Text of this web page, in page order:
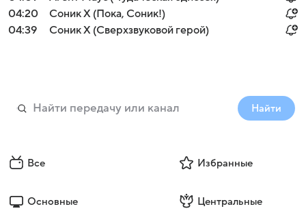
04:20
Соник Х (Пока, Соник!)
04:39
Соник Х (Сверхзвуковой герой)
Найти
Все Избранные
Основные Центральные